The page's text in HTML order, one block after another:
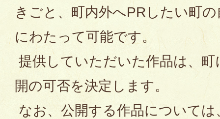
きごと、町内外へPRしたい町
にわたって可能です。
提供していただいた作品は、
開の可否を決定します。
なお、公開する作品について